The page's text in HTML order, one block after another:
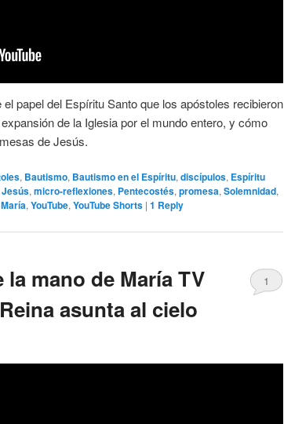
papel del Espíritu Santo que los apóstoles recibieron
de la Iglesia por el mundo entero, y cómo
de Jesús.
, Bautismo, Bautismo en el Espíritu,discípulos, Espíritu
Jesús,micro-reflexiones, Pentecostés,promesa,Solemnidad,
,YouTube,YouTube Shorts | 1 Reply
la mano de María TV
asunta al cielo
1